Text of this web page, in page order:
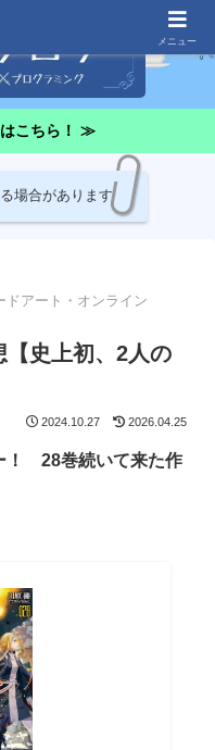
はこちら！ ≫
場合があります
ドアート・オンライン
史上初、2人の
2024.10.27 2026.04.25
！ 28巻続いて来た作
メニュー